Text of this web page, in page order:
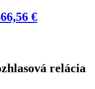
€
relácia